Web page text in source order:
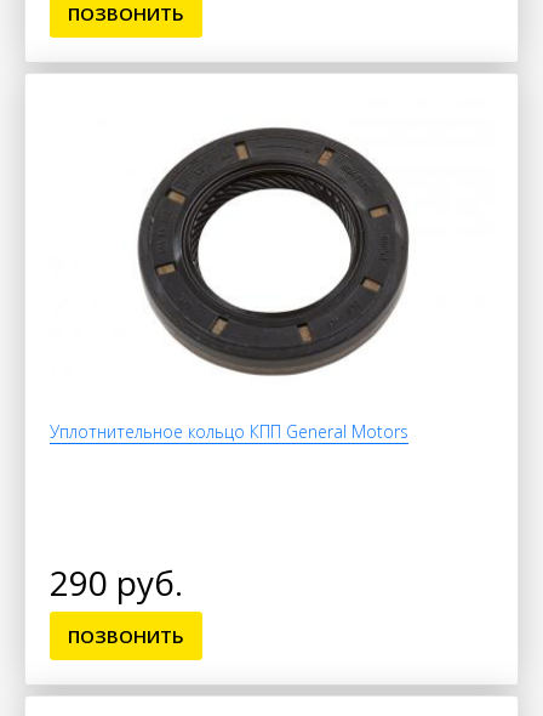
ПОЗВОНИТЬ
Уплотнительное кольцо КПП General Motors
290 руб.
ПОЗВОНИТЬ